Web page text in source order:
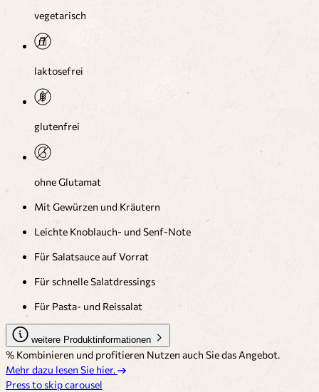
vegetarisch
laktosefrei
glutenfrei
ohne Glutamat
Mit Gewürzen und Kräutern
Leichte Knoblauch- und Senf-Note
Für Salatsauce auf Vorrat
Für schnelle Salatdressings
Für Pasta- und Reissalat
weitere Produktinformationen
% Kombinieren und profitieren Nutzen auch Sie das Angebot.
Mehr dazu lesen Sie hier.
Press to skip carousel